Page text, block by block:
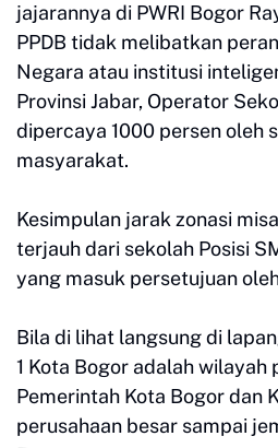
jajarannya di PWRI Bogor
PPDB tidak melibatkan
Negara atau institusi
Provinsi Jabar, Operator
dipercaya 1000 persen oleh
masyarakat.
Kesimpulan jarak zonasi
terjauh dari sekolah Posisi
yang masuk persetujuan
Bila di lihat langsung di
1 Kota Bogor adalah wilayah
Pemerintah Kota Bogor dan
perusahaan besar sampai